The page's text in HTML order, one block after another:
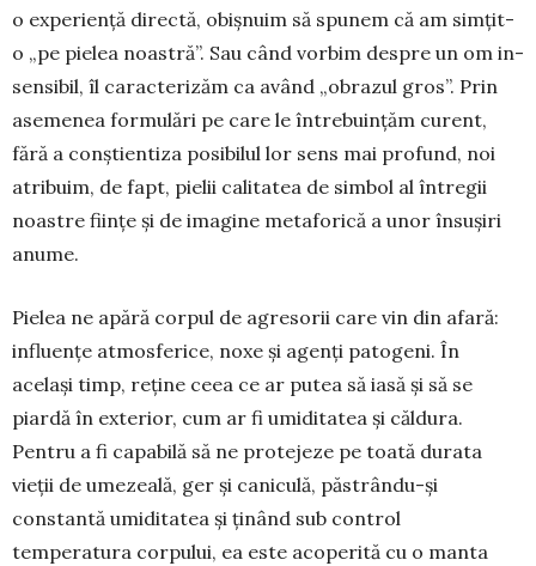
o experiență directă, obișnuim să spunem că am simțit-
o „pe pielea noastră”. Sau când vorbim despre un om in­
sen­sibil, îl caracterizăm ca având „obrazul gros”. Prin
asemenea formulări pe care le întrebuințăm curent,
fără a conștientiza posibilul lor sens mai profund, noi
atribuim, de fapt, pielii calitatea de sim­bol al întregii
noastre ființe și de imagine meta­forică a unor însușiri
anume.
Pielea ne apără corpul de agresorii care vin din afară:
influențe atmosferice, noxe și agenți pato­geni. În
același timp, reține ceea ce ar putea să iasă și să se
piardă în exterior, cum ar fi umiditatea și căldura.
Pentru a fi capabilă să ne protejeze pe toată durata
vieții de umezeală, ger și caniculă, păs­trându-și
constantă umiditatea și ținând sub con­trol
temperatura corpului, ea este acoperită cu o manta